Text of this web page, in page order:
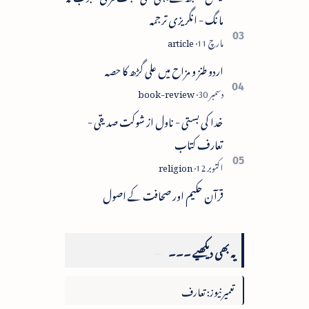
مانگ - انگریزی ترجمہ
اردو طنز و مزاح میں علی گڑھ کا حصہ
خدا کی بستی - ناول از شوکت صدیقی -
تعارف کتاب
قرآن حکیم اور صحافت کے اصول
یہ بھی دیکھیے ۔۔۔
تعمیرنیوز: تعارف